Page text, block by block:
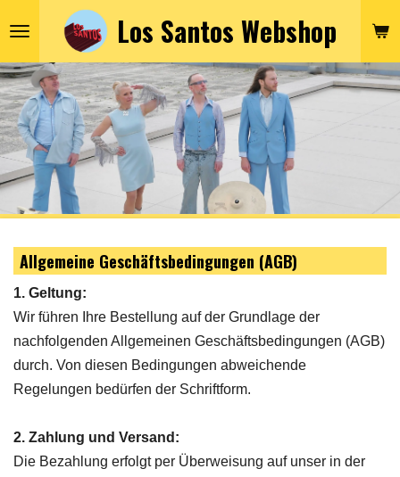
Hauptinhalt
springen
Los Santos Webshop
Allgemeine Geschäftsbedingungen (AGB)
1. Geltung:
Wir führen Ihre Bestellung auf der Grundlage der
nachfolgenden Allgemeinen Geschäftsbedingungen (AGB)
durch. Von diesen Bedingungen abweichende
Regelungen bedürfen der Schriftform.
2. Zahlung und Versand:
Die Bezahlung erfolgt per Überweisung auf unser in der